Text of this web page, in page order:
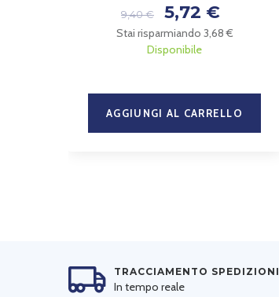
9,40 € 5,72 €
Stai risparmiando 3,68 €
Disponibile
AGGIUNGI AL CARRELLO
TRACCIAMENTO SPEDIZIONI
In tempo reale